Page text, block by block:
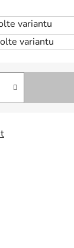
variantu
variantu